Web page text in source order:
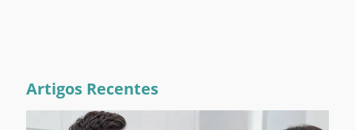
Artigos Recentes